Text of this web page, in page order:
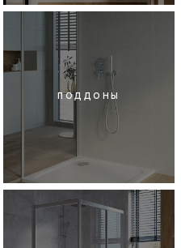
ПОДДОНЫ